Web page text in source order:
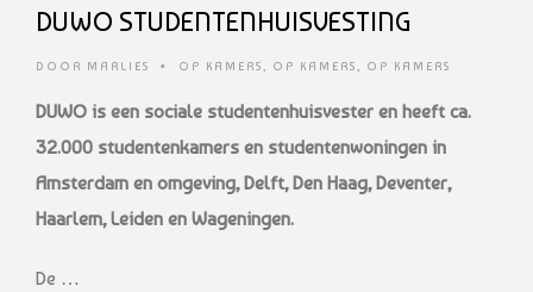
DUWO STUDENTENHUISVESTING
DOOR MARLIES • OP KAMERS, OP KAMERS, OP KAMERS
DUWO is een sociale studentenhuisvester en heeft ca.
32.000 studentenkamers en studentenwoningen in
Amsterdam en omgeving, Delft, Den Haag, Deventer,
Haarlem, Leiden en Wageningen.
De …